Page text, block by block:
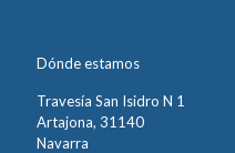
Dónde estamos
Travesía San Isidro N 1
Artajona, 31140
Navarra